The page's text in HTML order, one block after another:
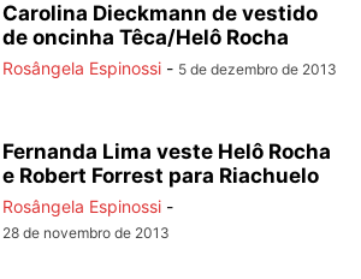
Carolina Dieckmann de vestido
de oncinha Têca/Helô Rocha
Rosângela Espinossi - 5 de dezembro de 2013
Fernanda Lima veste Helô Rocha
e Robert Forrest para Riachuelo
Rosângela Espinossi -
28 de novembro de 2013